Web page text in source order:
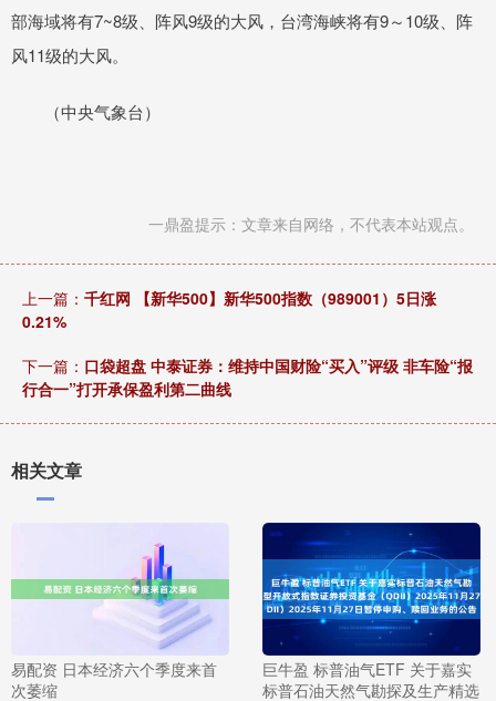
部海域将有7~8级、阵风9级的大风，台湾海峡将有9～10级、阵
风11级的大风。
（中央气象台）
一鼎盈提示：文章来自网络，不代表本站观点。
上一篇： 千红网 【新华500】新华500指数（989001）5日涨
0.21%
下一篇： 口袋超盘 中泰证券：维持中国财险“买入”评级 非车险“报
行合一”打开承保盈利第二曲线
相关文章
易配资 日本经济六个季度来首
次萎缩
巨牛盈 标普油气ETF 关于嘉实
标普石油天然气勘探及生产精选